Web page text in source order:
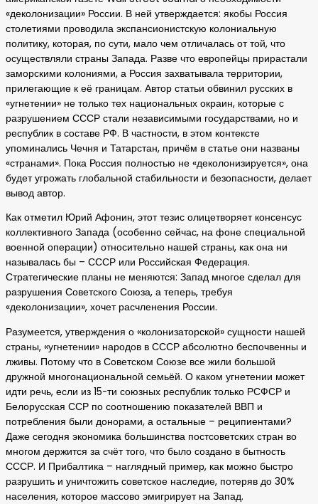
«деколонизации» России. В ней утверждается: якобы Россия
столетиями проводила экспансионистскую колониальную
политику, которая, по сути, мало чем отличалась от той, что
осуществляли страны Запада. Разве что европейцы прирастали
заморскими колониями, а Россия захватывала территории,
прилегающие к её границам. Автор статьи обвинил русских в
«угнетении» не только тех национальных окраин, которые с
разрушением СССР стали независимыми государствами, но и
республик в составе РФ. В частности, в этом контексте
упоминались Чечня и Татарстан, причём в статье они названы
«странами». Пока Россия полностью не «деколонизируется», она
будет угрожать глобальной стабильности и безопасности, делает
вывод автор.
Как отметил Юрий Афонин, этот тезис олицетворяет консенсус
коллективного Запада (особенно сейчас, на фоне специальной
военной операции) относительно нашей страны, как она ни
называлась бы – СССР или Российская Федерация.
Стратегические планы не меняются: Запад многое сделал для
разрушения Советского Союза, а теперь, требуя
«деколонизации», хочет расчленения России.
Разумеется, утверждения о «колонизаторской» сущности нашей
страны, «угнетении» народов в СССР абсолютно беспочвенны и
лживы. Потому что в Советском Союзе все жили большой
дружной многонациональной семьёй. О каком угнетении может
идти речь, если из 15-ти союзных республик только РСФСР и
Белорусская ССР по соотношению показателей ВВП и
потребления были донорами, а остальные – реципиентами?
Даже сегодня экономика большинства постсоветских стран во
многом держится за счёт того, что было создано в бытность
СССР. И Прибалтика – наглядный пример, как можно быстро
разрушить и уничтожить советское наследие, потеряв до 30%
населения, которое массово эмигрирует на Запад.